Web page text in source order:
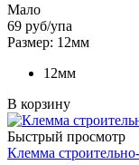
Мало
69 руб/упа
Размер: 12мм
12мм
В корзину
Быстрый просмотр
Клемма